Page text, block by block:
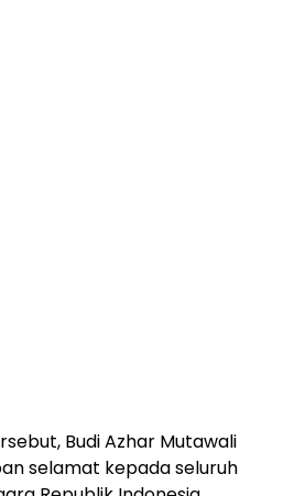
Budi Azhar Mutawali
selamat kepada seluruh